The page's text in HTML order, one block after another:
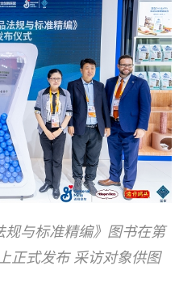
规与标准精编》图书在第
正式发布 采访对象供图